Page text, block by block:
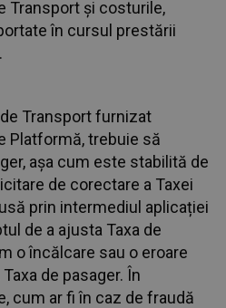
Transport și costurile,
în cursul prestării
Transport furnizat
Platformă, trebuie să
așa cum este stabilită de
de corectare a Taxei
prin intermediul aplicației
de a ajusta Taxa de
o încălcare sau o eroare
de pasager. În
cum ar fi în caz de fraudă